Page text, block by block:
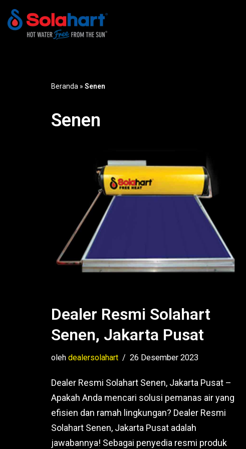
Lompat
Beranda » Senen
Senen
Dealer Resmi Solahart
Senen, Jakarta Pusat
oleh dealersolahart 26 Desember 2023
Dealer Resmi Solahart Senen, Jakarta Pusat –
Apakah Anda mencari solusi pemanas air yang
efisien dan ramah lingkungan? Dealer Resmi
Solahart Senen, Jakarta Pusat adalah
jawabannya! Sebagai penyedia resmi produk